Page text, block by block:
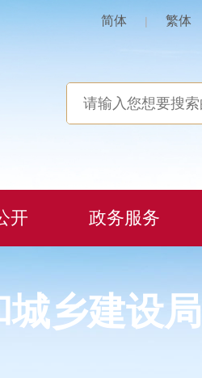
简体 | 繁体
开 政务服务
乡建设局